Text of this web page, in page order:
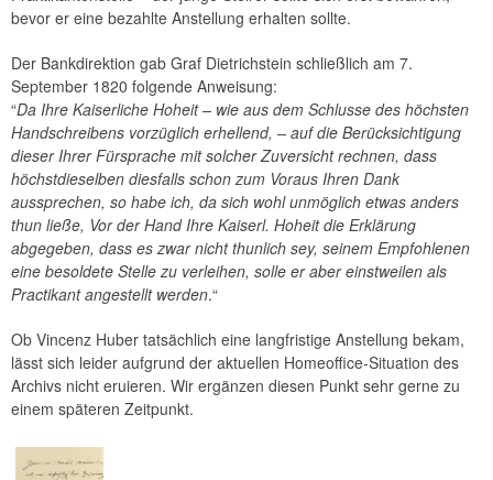
bevor er eine bezahlte Anstellung erhalten sollte.
Der Bankdirektion gab Graf Dietrichstein schließlich am 7.
September 1820 folgende Anweisung:
“Da Ihre Kaiserliche Hoheit – wie aus dem Schlusse des höchsten
Handschreibens vorzüglich erhellend, – auf die Berücksichtigung
dieser Ihrer Fürsprache mit solcher Zuversicht rechnen, dass
höchstdieselben diesfalls schon zum Voraus Ihren Dank
aussprechen, so habe ich, da sich wohl unmöglich etwas anders
thun ließe, Vor der Hand Ihre Kaiserl. Hoheit die Erklärung
abgegeben, dass es zwar nicht thunlich sey, seinem Empfohlenen
eine besoldete Stelle zu verleihen, solle er aber einstweilen als
Practikant angestellt werden.“
Ob Vincenz Huber tatsächlich eine langfristige Anstellung bekam,
lässt sich leider aufgrund der aktuellen Homeoffice-Situation des
Archivs nicht eruieren. Wir ergänzen diesen Punkt sehr gerne zu
einem späteren Zeitpunkt.